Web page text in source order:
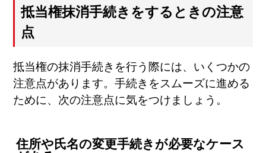
抵当権抹消手続きをするときの注意
点
抵当権の抹消手続きを行う際には、いくつかの
注意点があります。手続きをスムーズに進める
ために、次の注意点に気をつけましょう。
住所や氏名の変更手続きが必要なケース